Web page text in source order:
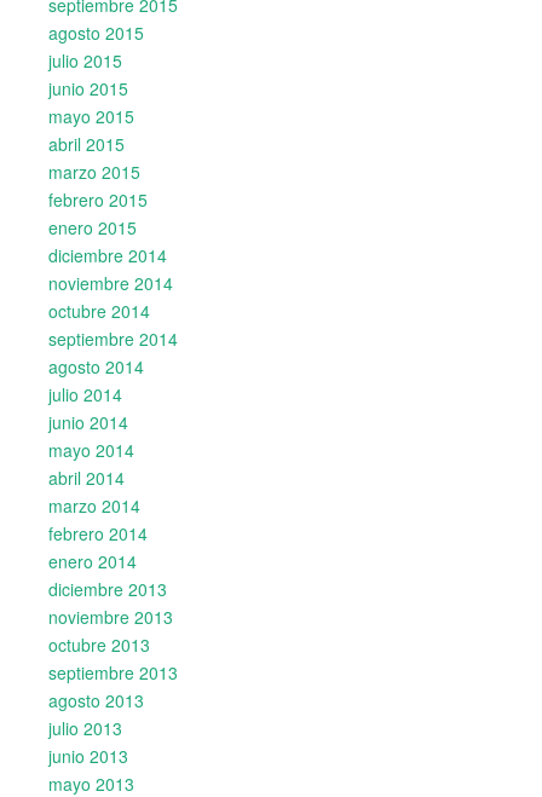
agosto 2015
julio 2015
junio 2015
mayo 2015
abril 2015
marzo 2015
febrero 2015
enero 2015
diciembre 2014
noviembre 2014
octubre 2014
septiembre 2014
agosto 2014
julio 2014
junio 2014
mayo 2014
abril 2014
marzo 2014
febrero 2014
enero 2014
diciembre 2013
noviembre 2013
octubre 2013
septiembre 2013
agosto 2013
julio 2013
junio 2013
mayo 2013